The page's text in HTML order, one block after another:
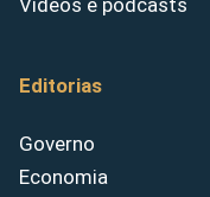
Vídeos e podcasts
Editorias
Governo
Economia